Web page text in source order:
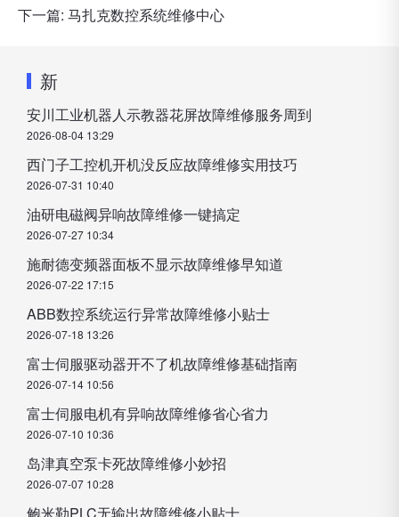
下一篇: 马扎克数控系统维修中心
新
安川工业机器人示教器花屏故障维修服务周到
2026-08-04 13:29
西门子工控机开机没反应故障维修实用技巧
2026-07-31 10:40
油研电磁阀异响故障维修一键搞定
2026-07-27 10:34
施耐德变频器面板不显示故障维修早知道
2026-07-22 17:15
ABB数控系统运行异常故障维修小贴士
2026-07-18 13:26
富士伺服驱动器开不了机故障维修基础指南
2026-07-14 10:56
富士伺服电机有异响故障维修省心省力
2026-07-10 10:36
岛津真空泵卡死故障维修小妙招
2026-07-07 10:28